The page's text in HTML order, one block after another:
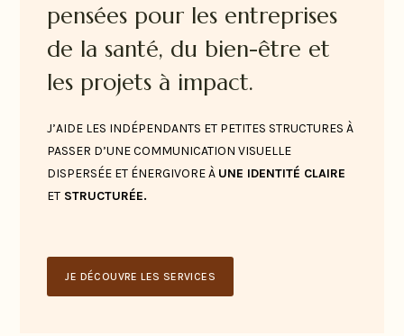
pensées pour les entreprises
de la santé, du bien-être et
les projets à impact.
J’AIDE LES INDÉPENDANTS ET PETITES STRUCTURES À
PASSER D’UNE COMMUNICATION VISUELLE
DISPERSÉE ET ÉNERGIVORE À UNE IDENTITÉ CLAIRE
ET STRUCTURÉE.
JE DÉCOUVRE LES SERVICES